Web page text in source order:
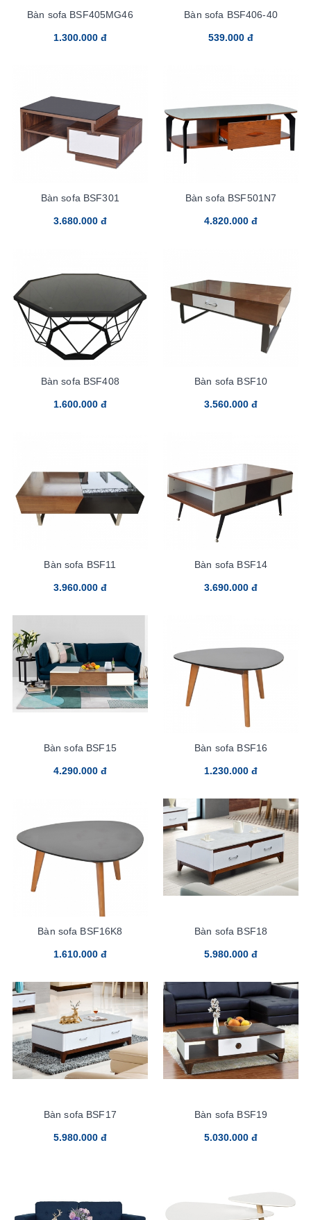
Bàn sofa BSF405MG46
1.300.000 đ
Bàn sofa BSF406-40
539.000 đ
Bàn sofa BSF301
3.680.000 đ
Bàn sofa BSF501N7
4.820.000 đ
Bàn sofa BSF408
1.600.000 đ
Bàn sofa BSF10
3.560.000 đ
Bàn sofa BSF11
3.960.000 đ
Bàn sofa BSF14
3.690.000 đ
Bàn sofa BSF15
4.290.000 đ
Bàn sofa BSF16
1.230.000 đ
Bàn sofa BSF16K8
1.610.000 đ
Bàn sofa BSF18
5.980.000 đ
Bàn sofa BSF17
5.980.000 đ
Bàn sofa BSF19
5.030.000 đ